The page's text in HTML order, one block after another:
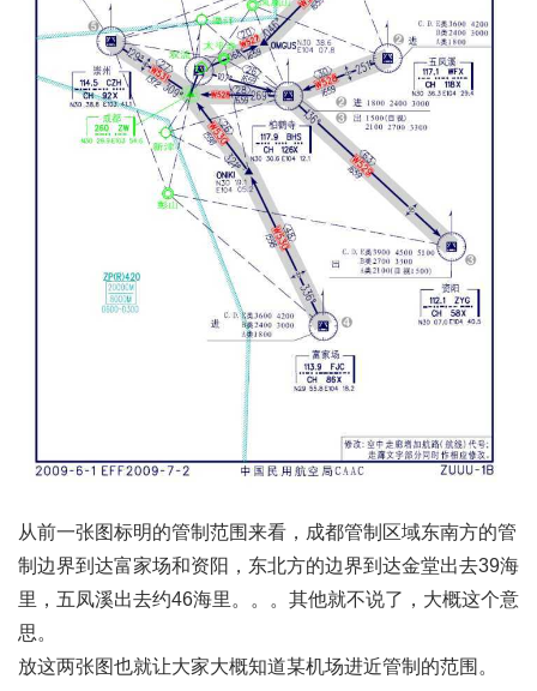
从前一张图标明的管制范围来看，成都管制区域东南方的管
制边界到达富家场和资阳，东北方的边界到达金堂出去39海
里，五凤溪出去约46海里。。。其他就不说了，大概这个意
思。
放这两张图也就让大家大概知道某机场进近管制的范围。